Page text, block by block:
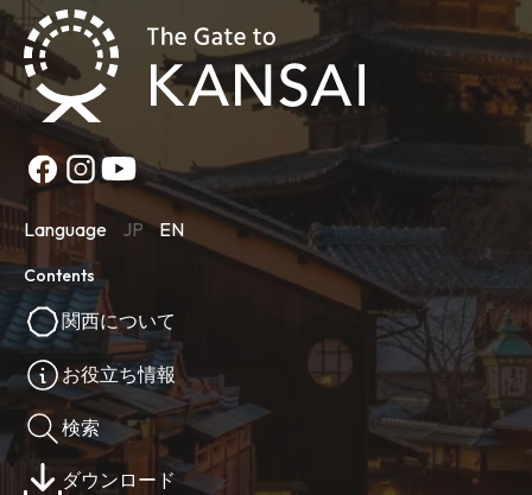
Language JP EN
Contents
関西について
お役立ち情報
検索
ダウンロード